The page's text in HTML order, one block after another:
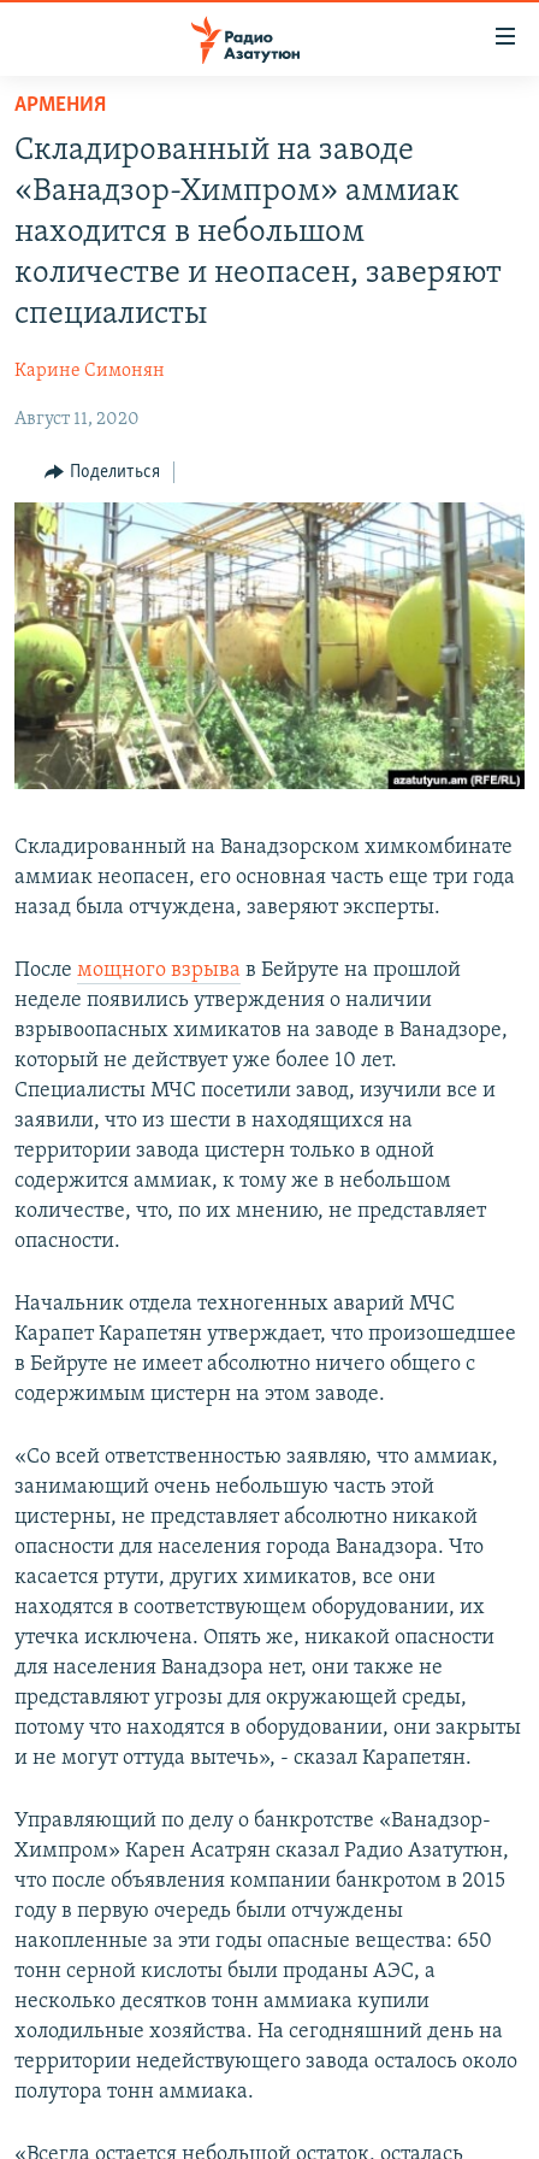
Перейти
основному
содержанию
основной
навигации
НОВОСТИ
ЭКОНОМИКА
НАГОРНЫЙ КАРАБАХ
КУЛЬТУРА
СПОРТ
АРХИВ
Հայերեն
English
Русский
Все сайты Радио Азатутюн
АРМЕНИЯ
Складированный на заводе
«Ванадзор-Химпром» аммиак
находится в небольшом
количестве и неопасен, заверяют
специалисты
Карине Симонян
Август 11, 2020
Поделиться
Складированный на Ванадзорском химкомбинате
аммиак неопасен, его основная часть еще три года
назад была отчуждена, заверяют эксперты.
После мощного взрыва в Бейруте на прошлой
неделе появились утверждения о наличии
взрывоопасных химикатов на заводе в Ванадзоре,
который не действует уже более 10 лет.
Специалисты МЧС посетили завод, изучили все и
заявили, что из шести в находящихся на
территории завода цистерн только в одной
содержится аммиак, к тому же в небольшом
количестве, что, по их мнению, не представляет
опасности.
Начальник отдела техногенных аварий МЧС
Карапет Карапетян утверждает, что произошедшее
в Бейруте не имеет абсолютно ничего общего с
содержимым цистерн на этом заводе.
«Со всей ответственностью заявляю, что аммиак,
занимающий очень небольшую часть этой
цистерны, не представляет абсолютно никакой
опасности для населения города Ванадзора. Что
касается ртути, других химикатов, все они
находятся в соответствующем оборудовании, их
утечка исключена. Опять же, никакой опасности
для населения Ванадзора нет, они также не
представляют угрозы для окружающей среды,
потому что находятся в оборудовании, они закрыты
и не могут оттуда вытечь», - сказал Карапетян.
Управляющий по делу о банкротстве «Ванадзор-
Химпром» Карен Асатрян сказал Радио Азатутюн,
что после объявления компании банкротом в 2015
году в первую очередь были отчуждены
накопленные за эти годы опасные вещества: 650
тонн серной кислоты были проданы АЭС, а
несколько десятков тонн аммиака купили
холодильные хозяйства. На сегодняшний день на
территории недействующего завода осталось около
полутора тонн аммиака.